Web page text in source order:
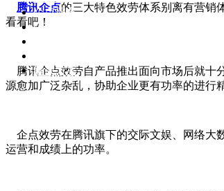
企点服务
企业QQ2.0
解决方案
腾讯企点的三大特色效劳体系别离有营销
看看吧！
腾讯企点效劳自产品推出面向市场后就十
源愈加广泛杂乱，协助企业更有功率的进行
企点效劳在腾讯旗下的交际文娱、网络大
运营和成绩上的功率。